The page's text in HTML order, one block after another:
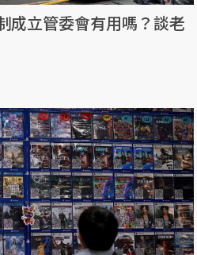
成立管委會有用嗎？談老